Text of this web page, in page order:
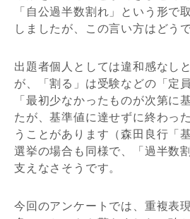
「自公過半数割れ」という形で
しましたが、この言い方はどう
出題者個人としては違和感なし
が、「割る」は受験などの「定
「最初少なかったものが次第に
たが、基準値に達せずに終わっ
うことがあります（森田良行「
選挙の場合も同様で、「過半数
支えなさそうです。
今回のアンケートでは、重複表